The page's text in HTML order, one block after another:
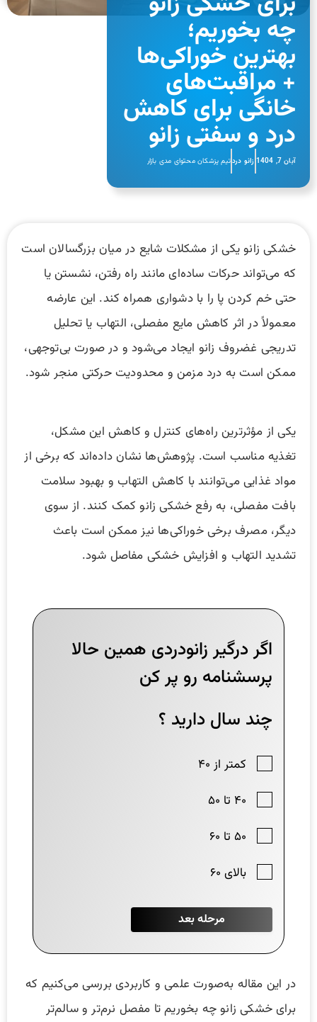
چه بخوریم؛
بهترین خوراکی‌ها
+ مراقبت‌های
خانگی برای کاهش
درد و سفتی زانو
آبان 7, 1404 زانو دردتیم پزشکان محتوای مدی بازار
خشکی زانو یکی از مشکلات شایع در میان بزرگسالان است
که می‌تواند حرکات ساده‌ای مانند راه رفتن، نشستن یا
حتی خم کردن پا را با دشواری همراه کند. این عارضه
معمولاً در اثر کاهش مایع مفصلی، التهاب یا تحلیل
تدریجی غضروف زانو ایجاد می‌شود و در صورت بی‌توجهی،
ممکن است به درد مزمن و محدودیت حرکتی منجر شود.
یکی از مؤثرترین راه‌های کنترل و کاهش این مشکل،
تغذیه مناسب است. پژوهش‌ها نشان داده‌اند که برخی از
مواد غذایی می‌توانند با کاهش التهاب و بهبود سلامت
بافت مفصلی، به رفع خشکی زانو کمک کنند. از سوی
دیگر، مصرف برخی خوراکی‌ها نیز ممکن است باعث
تشدید التهاب و افزایش خشکی مفاصل شود.
در این مقاله به‌صورت علمی و کاربردی بررسی می‌کنیم که
برای خشکی زانو چه بخوریم تا مفصل نرم‌تر و سالم‌تر